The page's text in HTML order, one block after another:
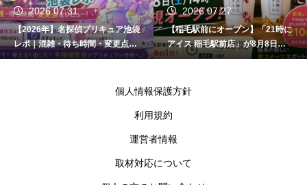
リキュア池袋
間・変更点ま
2026.07.27
【稲毛駅前にオープン】「21時に
アイス 稲毛駅前店」が8月8日開
店！場所・営業時間・キャンペー
2026.07.21
【実食レビュー
タ稲毛店へ行っ
地にオープン｜
個人情報保護方針
利用規約
運営者情報
取材対応について